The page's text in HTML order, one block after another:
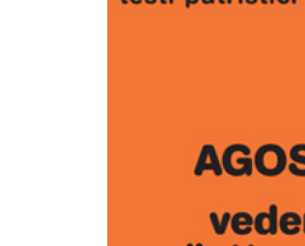
AGGIUNGI AL